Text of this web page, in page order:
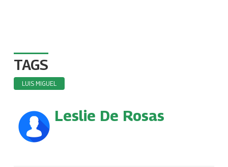
TAGS
LUIS MIGUEL
Leslie De Rosas